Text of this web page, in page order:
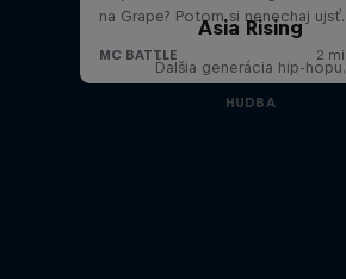
Asia Rising
Ďalšia generácia hip-hopu.
HUDBA